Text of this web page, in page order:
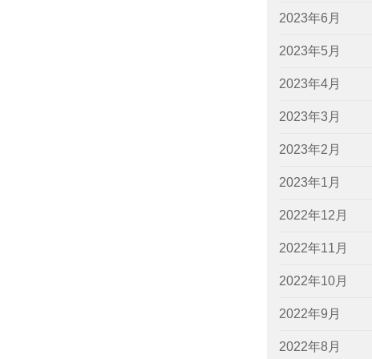
2023年6月
2023年5月
2023年4月
2023年3月
2023年2月
2023年1月
2022年12月
2022年11月
2022年10月
2022年9月
2022年8月